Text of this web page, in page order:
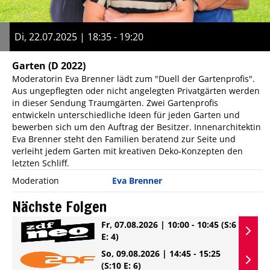
Di, 22.07.2025 | 18:35 - 19:20
Garten (D 2022)
Moderatorin Eva Brenner lädt zum "Duell der Gartenprofis".
Aus ungepflegten oder nicht angelegten Privatgärten werden
in dieser Sendung Traumgärten. Zwei Gartenprofis
entwickeln unterschiedliche Ideen für jeden Garten und
bewerben sich um den Auftrag der Besitzer. Innenarchitektin
Eva Brenner steht den Familien beratend zur Seite und
verleiht jedem Garten mit kreativen Deko-Konzepten den
letzten Schliff.
Moderation
Eva Brenner
Nächste Folgen
Fr, 07.08.2026 | 10:00 - 10:45 (S:6
E: 4)
So, 09.08.2026 | 14:45 - 15:25
(S:10 E: 6)